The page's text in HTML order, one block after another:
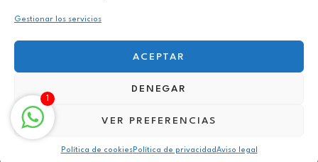
Gestionar los servicios
ACEPTAR
DENEGAR
VER PREFERENCIAS
Política de cookiesPolítica de privacidadAviso legal
Terapia para el duelo online en La Frontera
1